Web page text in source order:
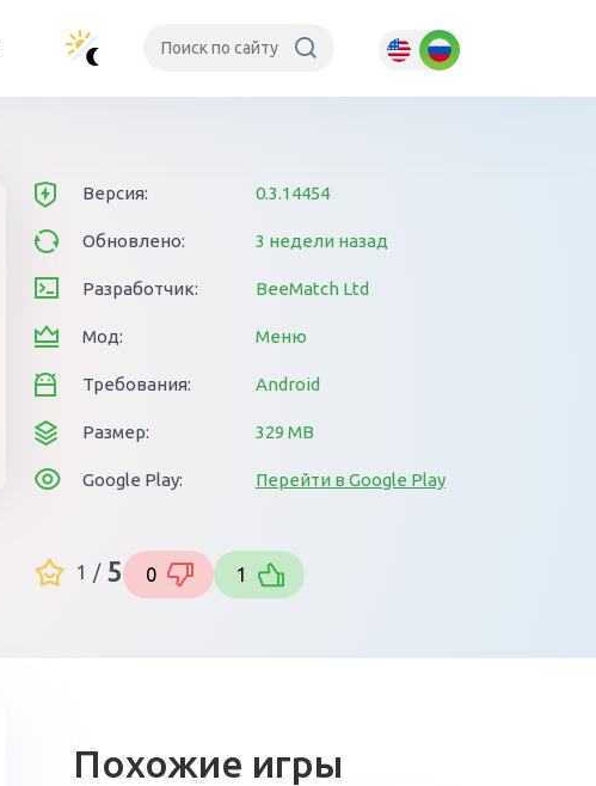
Версия: 0.3.14454
Обновлено: 3 недели назад
Разработчик: BeeMatch Ltd
Мод: Меню
Требования: Android
Размер: 329 MB
Google Play: Перейти в Google Play
1 / 5 0 1
Похожие игры